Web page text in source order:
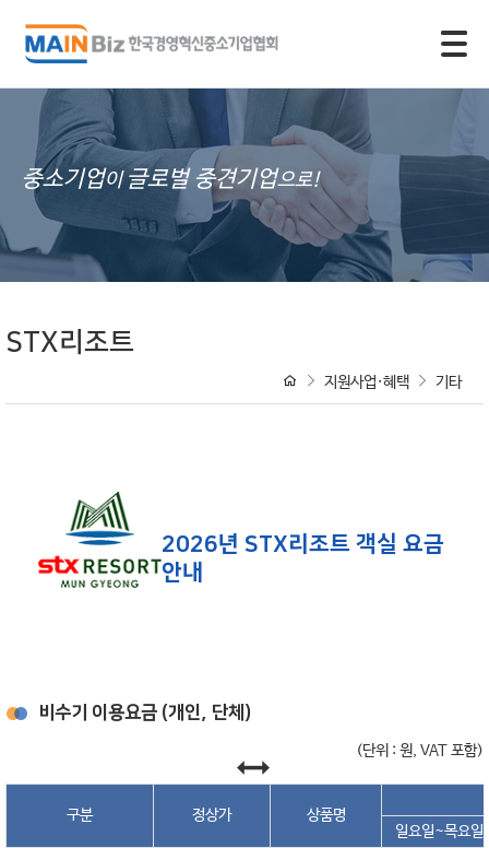
중소기업이 글로벌 중견기업으로!
STX리조트
지원사업·혜택 기타
2026년 STX리조트 객실 요금
안내
비수기 이용요금 (개인, 단체)
(단위 : 원, VAT 포함)
구분 정상가
상품명
일요일~목요일